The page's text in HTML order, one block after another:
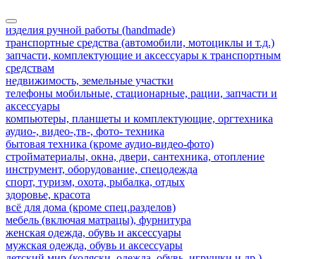
изделия ручной работы (handmade)
транспортные средства (автомобили, мотоциклы и т.д.)
запчасти, комплектующие и аксессуары к транспортным
средствам
недвижимость, земельные участки
телефоны мобильные, стационарные, рации, запчасти и
аксессуары
компьютеры, планшеты и комплектующие, оргтехника
аудио-, видео-,тв-, фото- техника
бытовая техника (кроме аудио-видео-фото)
стройматериалы, окна, двери, сантехника, отопление
инструмент, оборудование, спецодежда
спорт, туризм, охота, рыбалка, отдых
здоровье, красота
всё для дома (кроме спец.разделов)
мебель (включая матрацы), фурнитура
женская одежда, обувь и аксессуары
мужская одежда, обувь и аксессуары